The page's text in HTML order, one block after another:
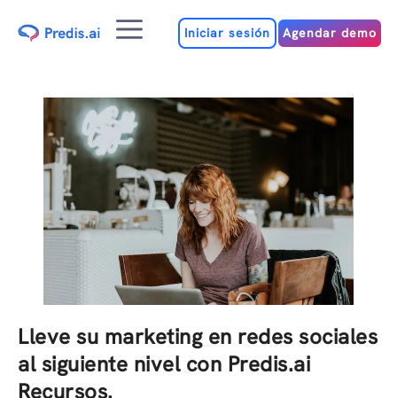
Iniciar sesión Agendar demo
Lleve su marketing en redes sociales
al siguiente nivel con Predis.ai
Recursos.